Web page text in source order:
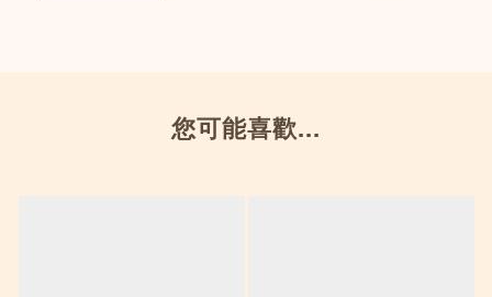
您可能喜歡...